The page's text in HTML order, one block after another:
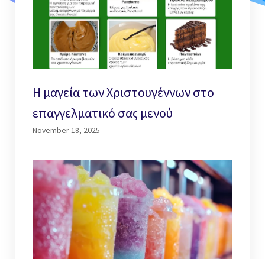
Η μαγεία των Χριστουγέννων στο
επαγγελματικό σας μενού
November 18, 2025